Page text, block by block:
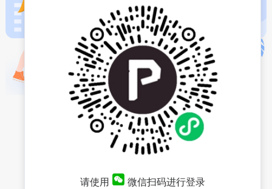
请使用 微信扫码进行登录